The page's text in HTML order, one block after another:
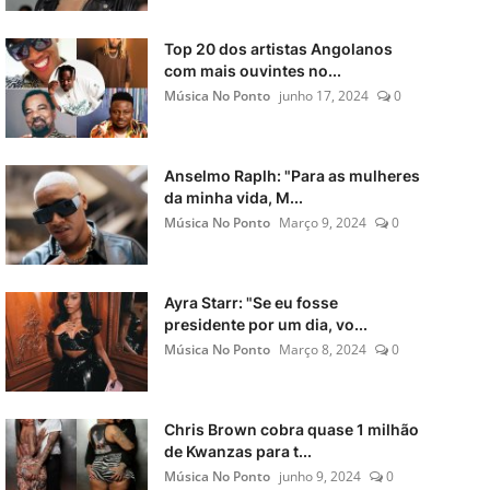
Top 20 dos artistas Angolanos
com mais ouvintes no...
Música No Ponto junho 17, 2024 0
Anselmo Raplh: "Para as mulheres
da minha vida, M...
Música No Ponto Março 9, 2024 0
Ayra Starr: "Se eu fosse
presidente por um dia, vo...
Música No Ponto Março 8, 2024 0
Chris Brown cobra quase 1 milhão
de Kwanzas para t...
Música No Ponto junho 9, 2024 0